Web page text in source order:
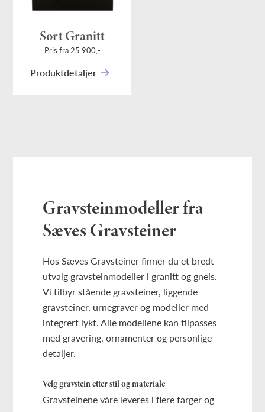
Sort Granitt
Pris fra 25.900,-
Produktdetaljer
Gravsteinmodeller fra
Sæves Gravsteiner
Hos Sæves Gravsteiner finner du et bredt
utvalg gravsteinmodeller i granitt og gneis.
Vi tilbyr stående gravsteiner, liggende
gravsteiner, urnegraver og modeller med
integrert lykt. Alle modellene kan tilpasses
med gravering, ornamenter og personlige
detaljer.
Velg gravstein etter stil og materiale
Gravsteinene våre leveres i flere farger og